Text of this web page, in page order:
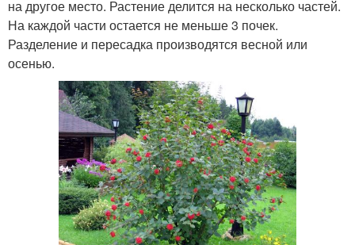
на другое место. Растение делится на несколько частей.
На каждой части остается не меньше 3 почек.
Разделение и пересадка производятся весной или
осенью.